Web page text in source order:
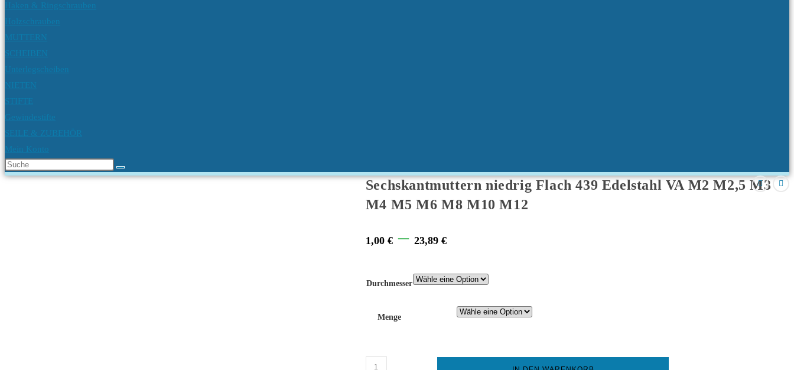
Haken & Ringschrauben
Holzschrauben
MUTTERN
SCHEIBEN
Unterlegscheiben
NIETEN
STIFTE
Gewindestifte
SEILE & ZUBEHÖR
Mein Konto
Diese
Website
Sechskantmuttern niedrig Flach 439 Edelstahl VA M2 M2,5 M3
M4 M5 M6 M8 M10 M12
1,00 € – 23,89 €Price
1,00 €
through
23,89 €
Durchmesser
Menge
Sechskantmuttern